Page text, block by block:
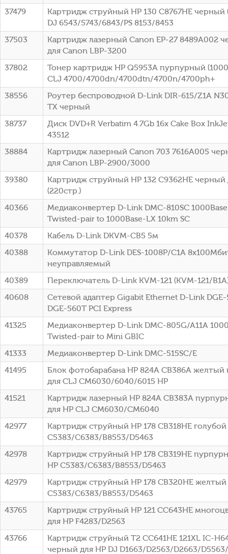
37479
Картридж струйный HP 130 C8767HE черный
DJ 6543/5743/6843/PS 8153/8453
37503
Картридж лазерный Canon EP-27 8489A002
для Canon LBP-3200
37802
Тонер картридж HP Q5953A пурпурный
CLJ 4700/4700dn/4700dtn/4700n/4700ph+
38556
Роутер беспроводной D-Link DIR-615/Z1A
TX черный
38737
Диск DVD+R Verbatim 4.7Gb 16x Cake Box
43512
38884
Картридж лазерный Canon 703 7616A005
для Canon LBP-2900/3000
39380
Картридж струйный HP 132 C9362HE черный
(220стр.)
40366
Медиаконвертер D-Link DMC-810SC
Twisted-pair to 1000Base-LX 10km SC
40378
Кабель D-Link DKVM-CB5 5м
40388
Коммутатор D-Link DES-1008P/C1A
неуправляемый
40389
Переключатель D-Link KVM-121 (KVM-121/
40608
Сетевой адаптер Gigabit Ethernet D-Link DGE-
DGE-560T PCI Express
41325
Медиаконвертер D-Link DMC-805G/A11A
Twisted-pair to Mini GBIC
41333
Медиаконвертер D-Link DMC-515SC/E
41495
Блок фотобарабана HP 824A CB386A желтый
для CLJ CM6030/6040/6015 HP
41521
Картридж лазерный HP 824A CB383A
для HP CLJ CM6030/CM6040
42977
Картридж струйный HP 178 CB318HE голубой
C5383/C6383/B8553/D5463
42978
Картридж струйный HP 178 CB319HE
HP C5383/C6383/B8553/D5463
42979
Картридж струйный HP 178 CB320HE желтый
C5383/C6383/B8553/D5463
43765
Картридж струйный HP 121 CC643HE
для HP F4283/D2563
43766
Картридж струйный T2 CC641HE 121XL IC-
черный для HP DJ D1663/D2563/D2663/